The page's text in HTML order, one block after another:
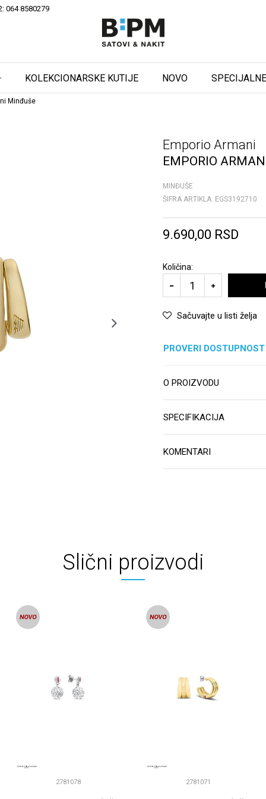
064 8580279
KOLEKCIONARSKE KUTIJE NOVO
Minđuše
Emporio Armani
EMPORIO
MINĐUŠE
ŠIFRA ARTIKLA: EGS3192710
9.690,00 RSD
Količina:
Sačuvajte u listi želja
PROVERI
O PROIZVODU
SPECIFIKACIJA
KOMENTARI
Slični proizvodi
2781078 2781071